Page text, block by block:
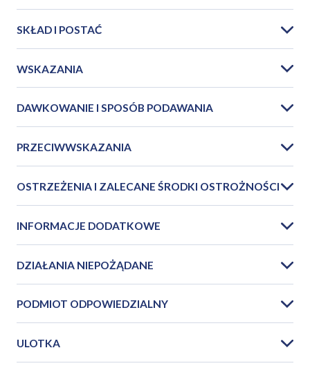
SKŁAD I POSTAĆ
WSKAZANIA
DAWKOWANIE I SPOSÓB PODAWANIA
PRZECIWWSKAZANIA
OSTRZEŻENIA I ZALECANE ŚRODKI OSTROŻNOŚCI
INFORMACJE DODATKOWE
DZIAŁANIA NIEPOŻĄDANE
PODMIOT ODPOWIEDZIALNY
ULOTKA